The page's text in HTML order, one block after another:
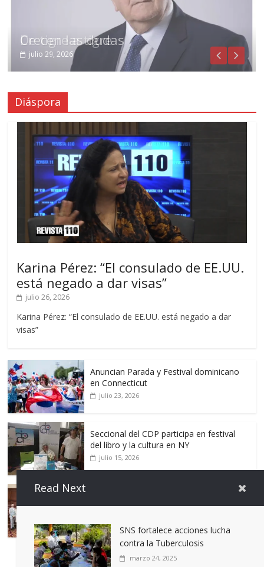
De tigre a tigre
julio 31, 2026
Crecen las dudas
julio 29, 2026
Diáspora
Karina Pérez: “El consulado de EE.UU.
está negado a dar visas”
julio 26, 2026
Karina Pérez: “El consulado de EE.UU. está negado a dar
visas”
Anuncian Parada y Festival dominicano
en Connecticut
julio 23, 2026
Seccional del CDP participa en festival
del libro y la cultura en NY
julio 15, 2026
Dominicana Week 2026
Read Next
SNS fortalece acciones lucha
contra la Tuberculosis
marzo 24, 2025